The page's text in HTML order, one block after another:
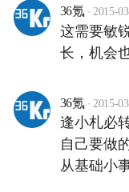
36氪 · 2015-
这需要敏
长，机会
36氪 · 2015-
逢小札必
自己要做
从基础小